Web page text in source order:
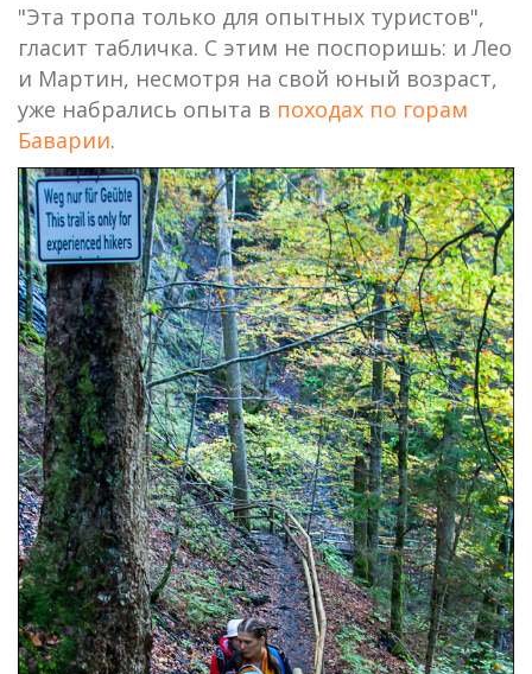
"Эта тропа только для опытных туристов",
гласит табличка. С этим не поспоришь: и Лео
и Мартин, несмотря на свой юный возраст,
уже набрались опыта в походах по горам
Баварии.